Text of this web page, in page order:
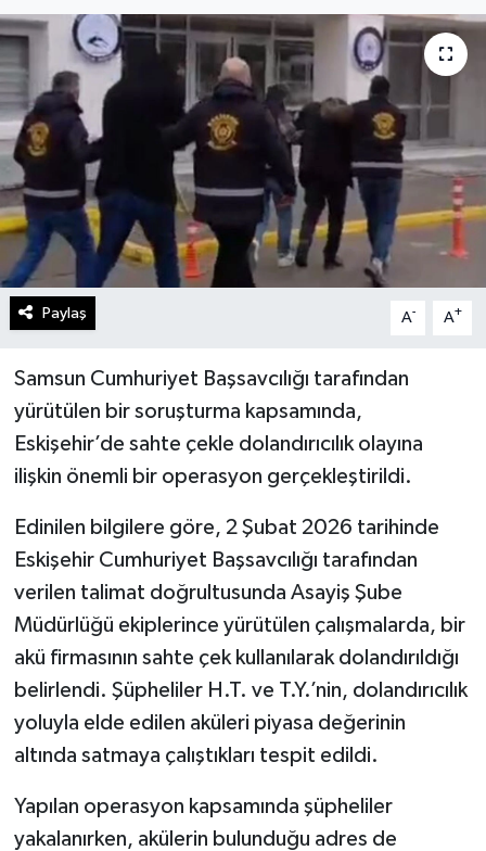
Paylaş A- A+
Samsun Cumhuriyet Başsavcılığı tarafından
yürütülen bir soruşturma kapsamında,
Eskişehir’de sahte çekle dolandırıcılık olayına
ilişkin önemli bir operasyon gerçekleştirildi.
Edinilen bilgilere göre, 2 Şubat 2026 tarihinde
Eskişehir Cumhuriyet Başsavcılığı tarafından
verilen talimat doğrultusunda Asayiş Şube
Müdürlüğü ekiplerince yürütülen çalışmalarda, bir
akü firmasının sahte çek kullanılarak dolandırıldığı
belirlendi. Şüpheliler H.T. ve T.Y.’nin, dolandırıcılık
yoluyla elde edilen aküleri piyasa değerinin
altında satmaya çalıştıkları tespit edildi.
Yapılan operasyon kapsamında şüpheliler
yakalanırken, akülerin bulunduğu adres de
Genel
Gündem
Kültür Sanat
Magazin
Politika
Sağlık
Spor
Teknoloji
Yaşam
Yurttan